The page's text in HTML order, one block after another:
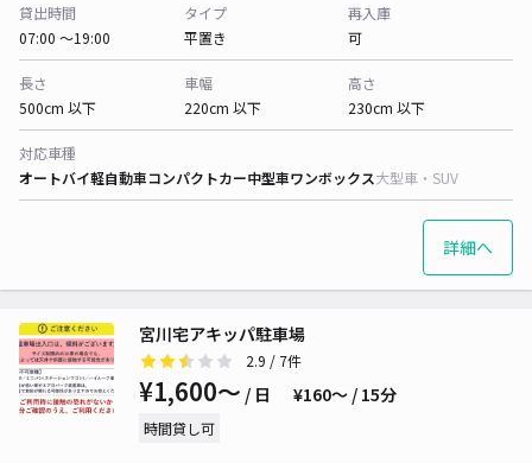
貸出時間
07:00 〜19:00
タイプ
平置き
再入庫
可
長さ
500cm 以下
車幅
220cm 以下
高さ
230cm 以下
対応車種
オートバイ軽自動車コンパクトカー中型車ワンボックス大型車・SUV
詳細へ
宮川宅アキッパ駐車場
2.9 / 7件
¥1,600〜 / 日 ¥160〜 / 15分
時間貸し可